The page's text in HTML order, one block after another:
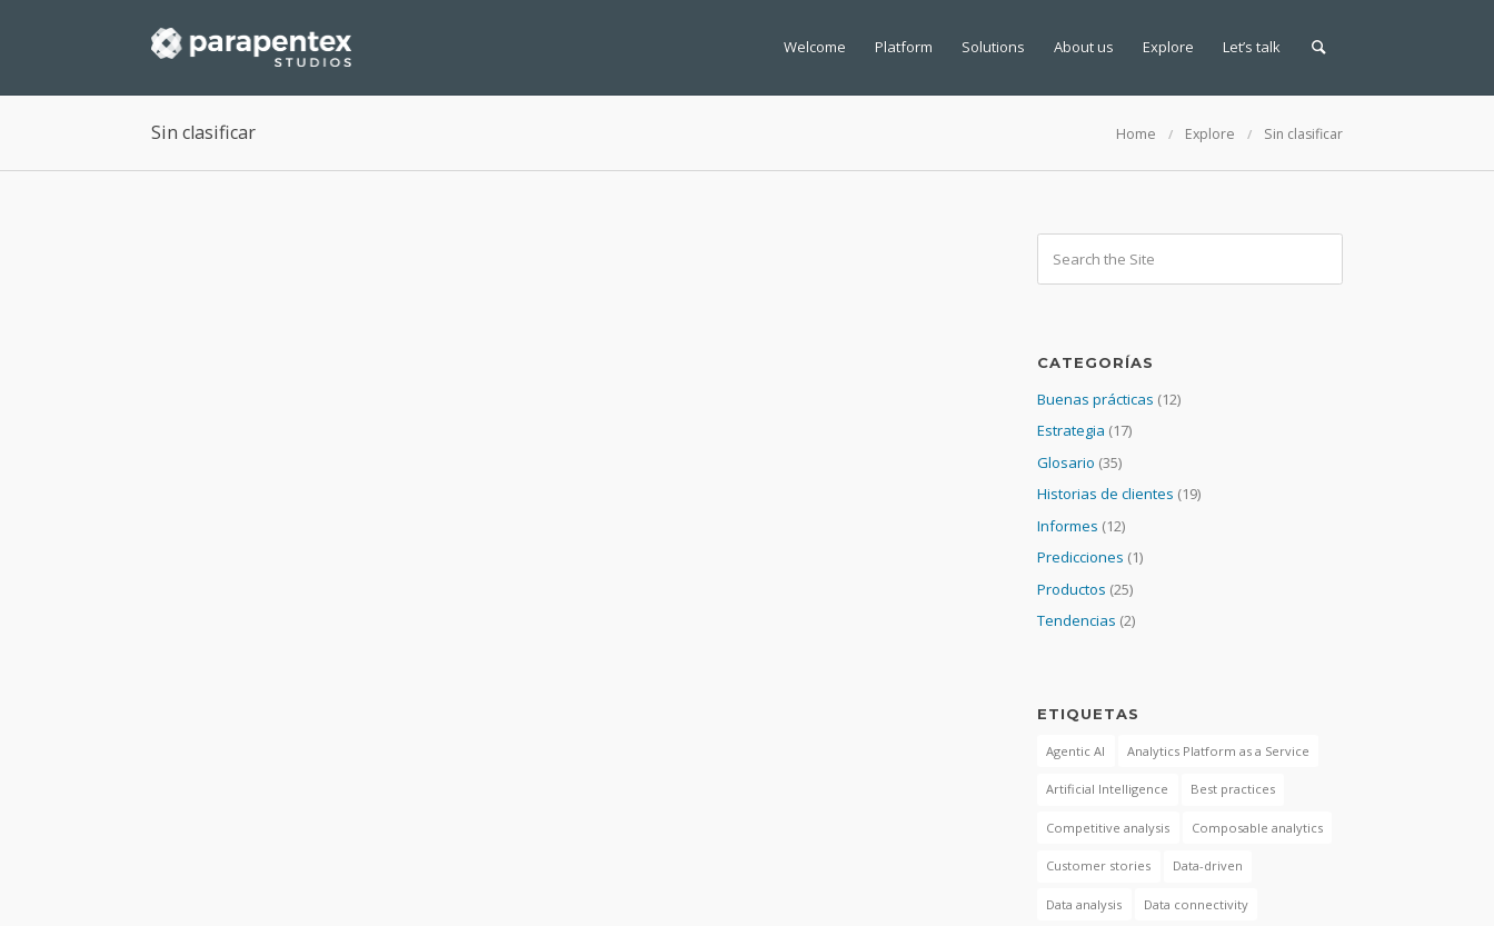
Welcome Platform Solutions About us Explore Let’s talk
Sin clasificar Home Explore Sin clasificar
CATEGORÍAS
Buenas prácticas (12)
Estrategia (17)
Glosario (35)
Historias de clientes (19)
Informes (12)
Predicciones (1)
Productos (25)
Tendencias (2)
ETIQUETAS
Agentic AI Analytics Platform as a Service
Artificial Intelligence Best practices
Competitive analysis Composable analytics
Customer stories Data-driven
Data analysis Data connectivity